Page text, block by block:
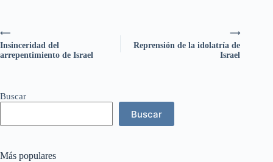
⟶
Reprensión de la idolatría de
Israel
⟵
Insinceridad del
arrepentimiento de Israel
Buscar
Buscar
Más populares